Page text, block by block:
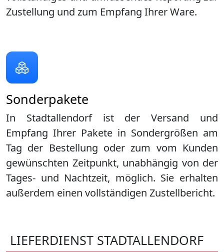
Zustellung und zum Empfang Ihrer Ware.
Sonderpakete
In Stadtallendorf ist der Versand und
Empfang Ihrer Pakete in Sondergrößen am
Tag der Bestellung oder zum vom Kunden
gewünschten Zeitpunkt, unabhängig von der
Tages- und Nachtzeit, möglich. Sie erhalten
außerdem einen vollständigen Zustellbericht.
LIEFERDIENST STADTALLENDORF